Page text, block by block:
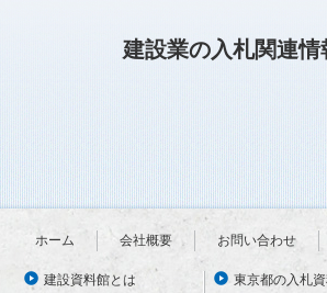
建設業の入札関連
ホーム 会社概要 お問い合わせ
建設資料館とは 東京都の入札